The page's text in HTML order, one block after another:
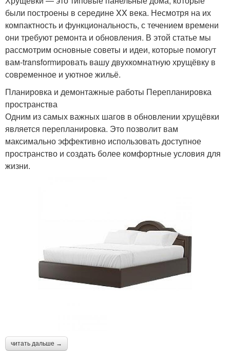
были построены в середине XX века. Несмотря на их
компактность и функциональность, с течением времени
они требуют ремонта и обновления. В этой статье мы
рассмотрим основные советы и идеи, которые помогут
вам-transformировать вашу двухкомнатную хрущёвку в
современное и уютное жильё.
Планировка и демонтажные работы Перепланировка
пространства
Одним из самых важных шагов в обновлении хрущёвки
является перепланировка. Это позволит вам
максимально эффективно использовать доступное
пространство и создать более комфортные условия для
жизни.
читать дальше →